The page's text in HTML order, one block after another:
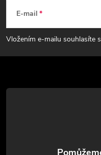
p
a
t
E-mail
Vložením e-mailu souhlasíte s